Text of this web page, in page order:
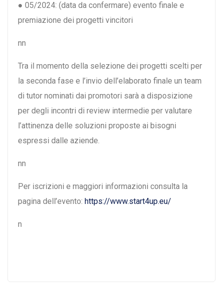
● 05/2024: (data da confermare) evento finale e
premiazione dei progetti vincitori
nn
Tra il momento della selezione dei progetti scelti per
la seconda fase e l’invio dell’elaborato finale un team
di tutor nominati dai promotori sarà a disposizione
per degli incontri di review intermedie per valutare
l’attinenza delle soluzioni proposte ai bisogni
espressi dalle aziende.
nn
Per iscrizioni e maggiori informazioni consulta la
pagina dell’evento: https://www.start4up.eu/
n